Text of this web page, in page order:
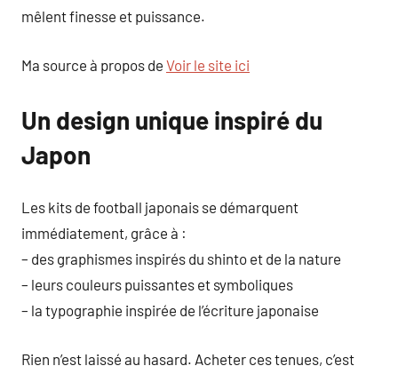
mêlent finesse et puissance.
Ma source à propos de Voir le site ici
Un design unique inspiré du
Japon
Les kits de football japonais se démarquent
immédiatement, grâce à :
– des graphismes inspirés du shinto et de la nature
– leurs couleurs puissantes et symboliques
– la typographie inspirée de l’écriture japonaise
Rien n’est laissé au hasard. Acheter ces tenues, c’est